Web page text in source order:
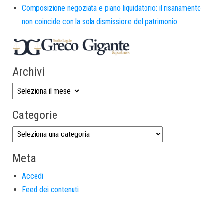
Composizione negoziata e piano liquidatorio: il risanamento
non coincide con la sola dismissione del patrimonio
Archivi
Categorie
Meta
Accedi
Feed dei contenuti